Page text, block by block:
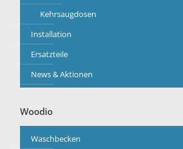
Kehrsaugdosen
Installation
Ersatzteile
News & Aktionen
Woodio
Waschbecken